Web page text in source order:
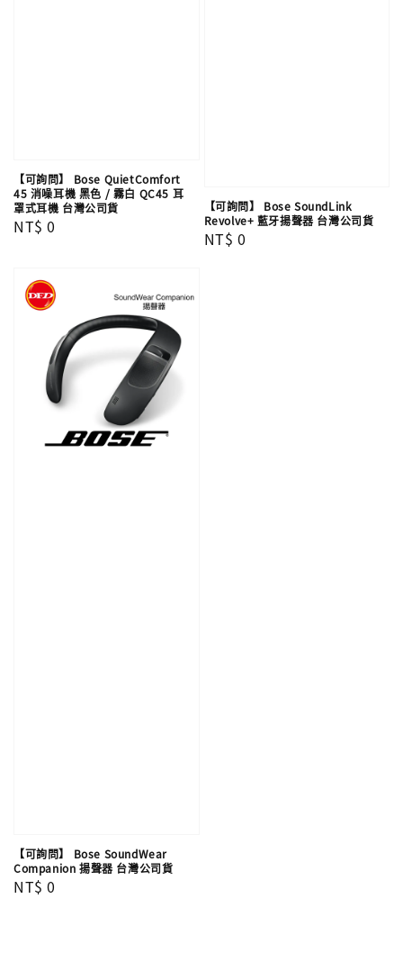
【可詢問】 Bose QuietComfort
45 消噪耳機 黑色 / 霧白 QC45 耳
罩式耳機 台灣公司貨
Regular
NT$ 0
【可詢問】 Bose SoundLink
Revolve+ 藍牙揚聲器 台灣公司貨
Regular
NT$ 0
【可詢問】 Bose SoundWear
Companion 揚聲器 台灣公司貨
Regular
NT$ 0